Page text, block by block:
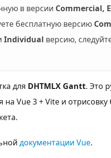
в версии Commercial,
бесплатную версию
Individual версию,
для DHTMLX Gantt. Это
Vue 3 + Vite и
документации Vue.